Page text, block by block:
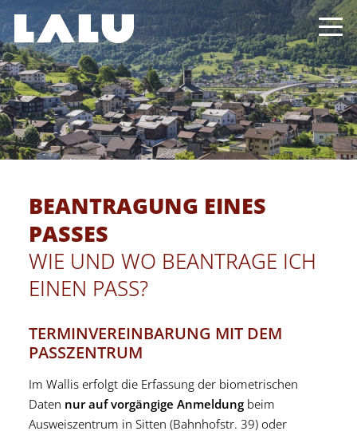
BEANTRAGUNG EINES
PASSES
WIE UND WO BEANTRAGE ICH
EINEN PASS?
TERMINVEREINBARUNG MIT DEM
PASSZENTRUM
Im Wallis erfolgt die Erfassung der biometrischen
Daten nur auf vorgängige Anmeldungbeim
Ausweiszentrum in Sitten (Bahnhofstr. 39) oder